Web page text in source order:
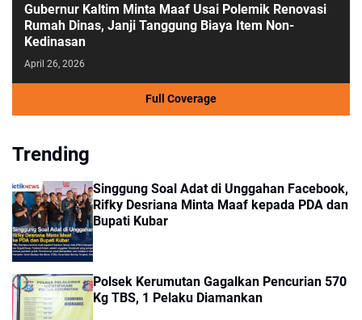
Gubernur Kaltim Minta Maaf Usai Polemik Renovasi
Rumah Dinas, Janji Tanggung Biaya Item Non-
Kedinasan
April 26, 2026
Full Coverage
Trending
Singgung Soal Adat di Unggahan Facebook,
Rifky Desriana Minta Maaf kepada PDA dan
Bupati Kubar
Polsek Kerumutan Gagalkan Pencurian 570
Kg TBS, 1 Pelaku Diamankan